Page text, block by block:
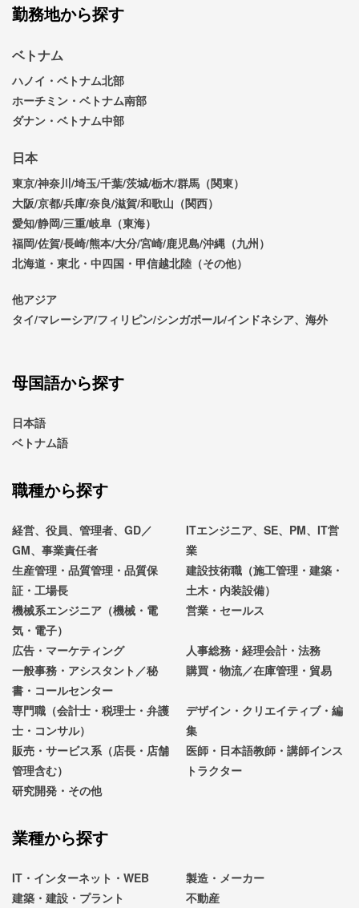
勤務地から探す
ベトナム
ハノイ・ベトナム北部
ホーチミン・ベトナム南部
ダナン・ベトナム中部
日本
東京/神奈川/埼玉/千葉/茨城/栃木/群馬（関東）
大阪/京都/兵庫/奈良/滋賀/和歌山（関西）
愛知/静岡/三重/岐阜（東海）
福岡/佐賀/長崎/熊本/大分/宮崎/鹿児島/沖縄（九州）
北海道・東北・中四国・甲信越北陸（その他）
他アジア
タイ/マレーシア/フィリピン/シンガポール/インドネシア、海外
母国語から探す
日本語
ベトナム語
職種から探す
経営、役員、管理者、GD／
GM、事業責任者
ITエンジニア、SE、PM、IT営
業
生産管理・品質管理・品質保
証・工場長
建設技術職（施工管理・建築・
土木・内装設備）
機械系エンジニア（機械・電
気・電子）
営業・セールス
広告・マーケティング
人事総務・経理会計・法務
一般事務・アシスタント／秘
書・コールセンター
購買・物流／在庫管理・貿易
専門職（会計士・税理士・弁護
士・コンサル）
デザイン・クリエイティブ・編
集
販売・サービス系（店長・店舗
管理含む）
医師・日本語教師・講師インス
トラクター
研究開発・その他
業種から探す
IT・インターネット・WEB
製造・メーカー
建築・建設・プラント
不動産